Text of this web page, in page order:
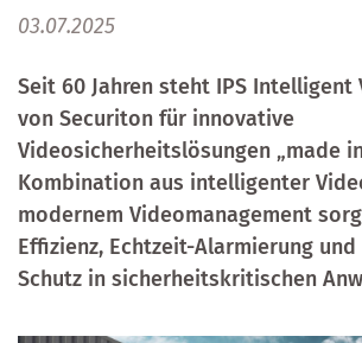
03.07.2025
Seit 60 Jahren steht IPS Intelligent
von Securiton für innovative
Videosicherheitslösungen „made
Kombination aus intelligenter
modernem Videomanagement
Effizienz, Echtzeit-Alarmierung
Schutz in sicherheitskritischen